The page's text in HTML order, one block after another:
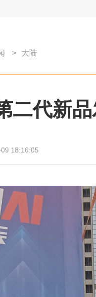
> 大陆
二代新
18:16:05